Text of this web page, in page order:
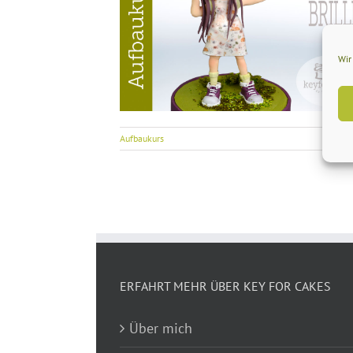
Wir
Aufbaukurs
ERFAHRT MEHR ÜBER KEY FOR CAKES
Über mich